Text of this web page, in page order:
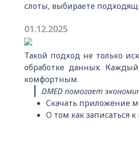
слоты, выбираете
01.12.2025
Такой подход не только
обработке данных.
комфортным.
DMED помогает
Скачать приложение
О том как записаться